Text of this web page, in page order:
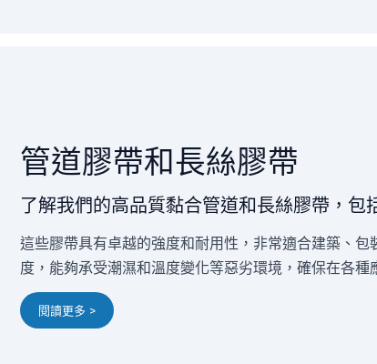
管道膠帶和長絲膠帶
了解我們的高品質黏合管道和長絲膠帶，包
這些膠帶具有卓越的強度和耐用性，非常適合建築、
度，能夠承受潮濕和溫度變化等惡劣環境，確保在各種
閱讀更多 >